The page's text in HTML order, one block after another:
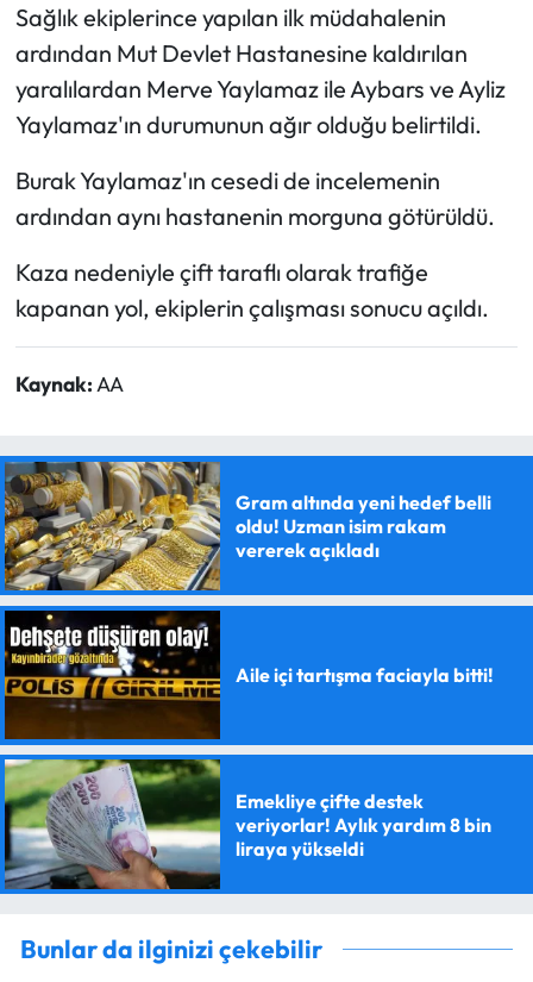
Sağlık ekiplerince yapılan ilk müdahalenin
ardından Mut Devlet Hastanesine kaldırılan
yaralılardan Merve Yaylamaz ile Aybars ve Ayliz
Yaylamaz'ın durumunun ağır olduğu belirtildi.
Burak Yaylamaz'ın cesedi de incelemenin
ardından aynı hastanenin morguna götürüldü.
Kaza nedeniyle çift taraflı olarak trafiğe
kapanan yol, ekiplerin çalışması sonucu açıldı.
Kaynak: AA
Gram altında yeni hedef belli
oldu! Uzman isim rakam
vererek açıkladı
Aile içi tartışma faciayla bitti!
Emekliye çifte destek
veriyorlar! Aylık yardım 8 bin
liraya yükseldi
Bunlar da ilginizi çekebilir